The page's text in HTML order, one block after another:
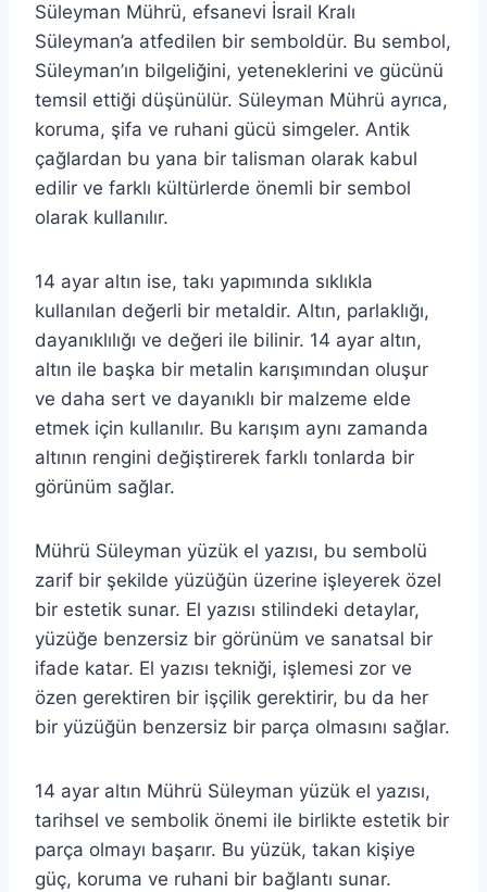
Süleyman Mührü, efsanevi İsrail Kralı
Süleyman’a atfedilen bir semboldür. Bu sembol,
Süleyman’ın bilgeliğini, yeteneklerini ve gücünü
temsil ettiği düşünülür. Süleyman Mührü ayrıca,
koruma, şifa ve ruhani gücü simgeler. Antik
çağlardan bu yana bir talisman olarak kabul
edilir ve farklı kültürlerde önemli bir sembol
olarak kullanılır.
14 ayar altın ise, takı yapımında sıklıkla
kullanılan değerli bir metaldir. Altın, parlaklığı,
dayanıklılığı ve değeri ile bilinir. 14 ayar altın,
altın ile başka bir metalin karışımından oluşur
ve daha sert ve dayanıklı bir malzeme elde
etmek için kullanılır. Bu karışım aynı zamanda
altının rengini değiştirerek farklı tonlarda bir
görünüm sağlar.
Mührü Süleyman yüzük el yazısı, bu sembolü
zarif bir şekilde yüzüğün üzerine işleyerek özel
bir estetik sunar. El yazısı stilindeki detaylar,
yüzüğe benzersiz bir görünüm ve sanatsal bir
ifade katar. El yazısı tekniği, işlemesi zor ve
özen gerektiren bir işçilik gerektirir, bu da her
bir yüzüğün benzersiz bir parça olmasını sağlar.
14 ayar altın Mührü Süleyman yüzük el yazısı,
tarihsel ve sembolik önemi ile birlikte estetik bir
parça olmayı başarır. Bu yüzük, takan kişiye
güç, koruma ve ruhani bir bağlantı sunar.